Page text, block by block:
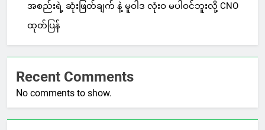
အစည်းရဲ့ ဆုံးဖြတ်ချက် နဲ့ မူဝါဒ လုံးဝ မပါဝင်ဘူးလို့ CNO
ထုတ်ပြန်
Recent Comments
No comments to show.